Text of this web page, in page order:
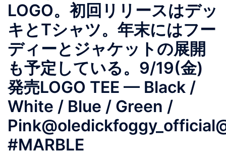
LOGO。初回リリースはデッ
キとTシャツ。年末にはフー
ディーとジャケットの展開
も予定している。9/19(金)
発売LOGO TEE — Black /
White / Blue / Green /
#MARBLE